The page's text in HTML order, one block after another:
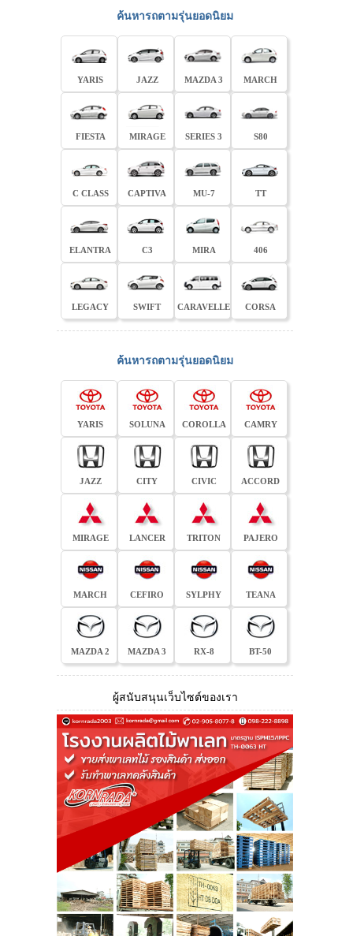
ค้นหารถตามรุ่นยอดนิยม
YARIS JAZZ MAZDA 3 MARCH
FIESTA MIRAGE SERIES 3 S80
C CLASS CAPTIVA MU-7 TT
ELANTRA C3 MIRA 406
LEGACY SWIFT CARAVELLE CORSA
ค้นหารถตามรุ่นยอดนิยม
YARIS SOLUNA COROLLA CAMRY
JAZZ CITY CIVIC ACCORD
MIRAGE LANCER TRITON PAJERO
MARCH CEFIRO SYLPHY TEANA
MAZDA 2 MAZDA 3 RX-8 BT-50
ผู้สนับสนุนเว็บไซต์ของเรา